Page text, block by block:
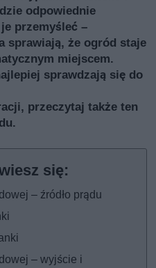
odpowiednie
przemyśleć –
sprawiają, że ogród staje
miejscem.
sprawdzają się do
przeczytaj takżeten
.
– źródło prądu
– wyjście i